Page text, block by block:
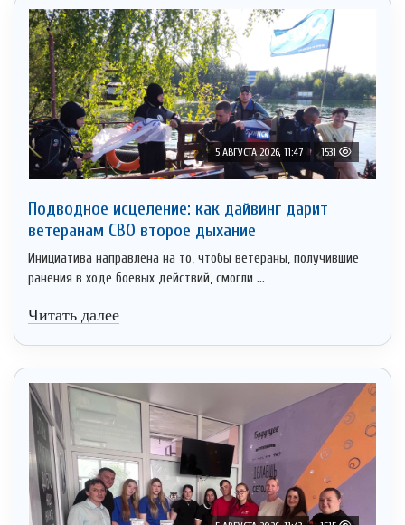
5 АВГУСТА 2026, 11:47 1531
Подводное исцеление: как дайвинг дарит
ветеранам СВО второе дыхание
Инициатива направлена на то, чтобы ветераны, получившие
ранения в ходе боевых действий, смогли ...
Читать далее